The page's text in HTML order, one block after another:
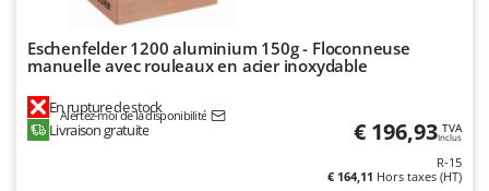
P
Palazzetti
Partisani
Eschenfelder 1200 aluminium 150g - Floconneuse
manuelle avec rouleaux en acier inoxydable
En rupture de stock
Alertez-moi de la disponibilité
Livraison gratuite € 196,93 TVA
Inclus
R-15
€ 164,11 Hors taxes (HT)